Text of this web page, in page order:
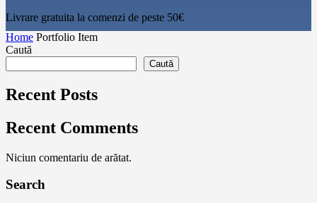
Livrare gratuita la comenzi de peste 50€‎
Home Portfolio Item
Caută
Caută
Recent Posts
Recent Comments
Niciun comentariu de arătat.
Search